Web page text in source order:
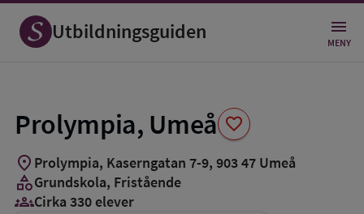
Utbildningsguiden MENY
Prolympia, Umeå favorite
Spara
som
favorit
location_on Prolympia, Kaserngatan 7-9, 90347 Umeå
categoryGrundskola, Fristående
groups_3Cirka 330 elever